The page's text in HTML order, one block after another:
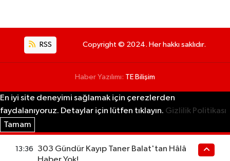
RSS Copyright © 2024. Her hakkı saklıdır.
Haber Yazılımı: TE Bilişim
En iyi site deneyimi sağlamak için çerezlerden
faydalanıyoruz. Detaylar için lütfen tıklayın. Gizlilik Politikası
Tamam
13:36
303 Gündür Kayıp Taner Balat'tan Hâlâ